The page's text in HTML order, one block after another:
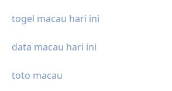
togel macau hari ini
data macau hari ini
toto macau